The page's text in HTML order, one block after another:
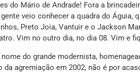
do Mário de Andrade! Fora a
veio conhecer a quadra do
Preto Joia, Vantuir e o Jackson
Vim no outro dia, no dia 08. Vim e
do grande modernista,
da agremiação em 2002, não é por